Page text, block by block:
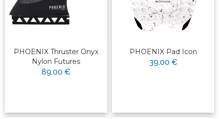
PHOENIX Thruster Onyx
Nylon Futures
89,00 €
PHOENIX Pad Icon
39,00 €